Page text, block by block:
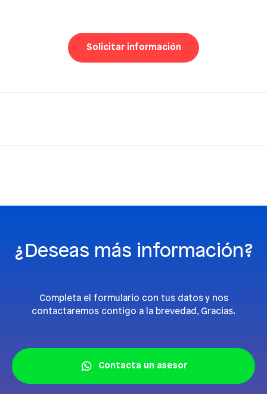
Solicitar información
¿Deseas más información?
Completa el formulario con tus datos y nos
contactaremos contigo a la brevedad, Gracias.
Contacta un asesor